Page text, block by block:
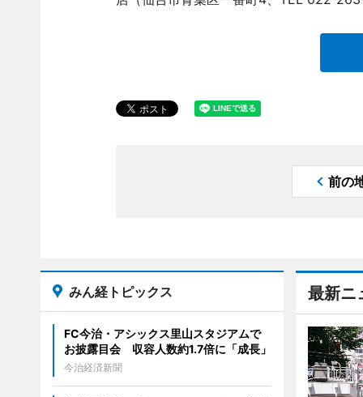
前の
最新ニ
みん経トピックス
FC今治・アシックス里山スタジアムで
お披露目会 収容人数約1.7倍に「成長」
今治経済新聞